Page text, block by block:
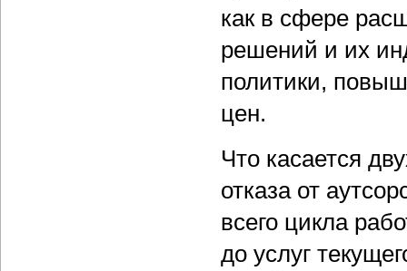
как в сфере
решений и их
политики,
цен.
Что касается
отказа от
всего цикла
до услуг